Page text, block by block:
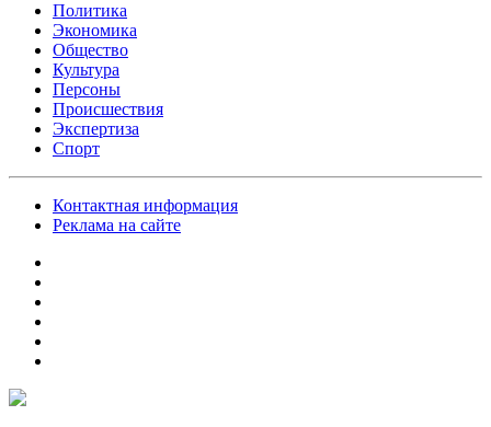
Политика
Экономика
Общество
Культура
Персоны
Происшествия
Экспертиза
Спорт
Контактная информация
Реклама на сайте